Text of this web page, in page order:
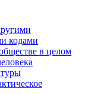
кодами
в целом